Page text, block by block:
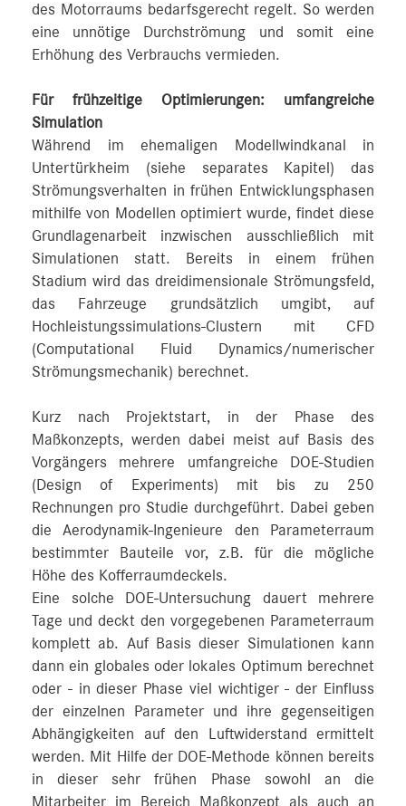
des Motorraums bedarfsgerecht regelt. So werden
eine unnötige Durchströmung und somit eine
Erhöhung des Verbrauchs vermieden.
Für frühzeitige Optimierungen: umfangreiche
Simulation
Während im ehemaligen Modellwindkanal in
Untertürkheim (siehe separates Kapitel) das
Strömungsverhalten in frühen Entwicklungsphasen
mithilfe von Modellen optimiert wurde, findet diese
Grundlagenarbeit inzwischen ausschließlich mit
Simulationen statt. Bereits in einem frühen
Stadium wird das dreidimensionale Strömungsfeld,
das Fahrzeuge grundsätzlich umgibt, auf
Hochleistungssimulations-Clustern mit CFD
(Computational Fluid Dynamics/numerischer
Strömungsmechanik) berechnet.
Kurz nach Projektstart, in der Phase des
Maßkonzepts, werden dabei meist auf Basis des
Vorgängers mehrere umfangreiche DOE-Studien
(Design of Experiments) mit bis zu 250
Rechnungen pro Studie durchgeführt. Dabei geben
die Aerodynamik-Ingenieure den Parameterraum
bestimmter Bauteile vor, z.B. für die mögliche
Höhe des Kofferraumdeckels.
Eine solche DOE-Untersuchung dauert mehrere
Tage und deckt den vorgegebenen Parameterraum
komplett ab. Auf Basis dieser Simulationen kann
dann ein globales oder lokales Optimum berechnet
oder - in dieser Phase viel wichtiger - der Einfluss
der einzelnen Parameter und ihre gegenseitigen
Abhängigkeiten auf den Luftwiderstand ermittelt
werden. Mit Hilfe der DOE-Methode können bereits
in dieser sehr frühen Phase sowohl an die
Mitarbeiter im Bereich Maßkonzept als auch an